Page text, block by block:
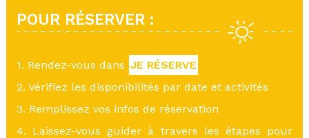
POUR RÉSERVER :
1. Rendez-vous dans JE RÉSERVE
2. Vérifiez les disponibilités par date et activités
3. Remplissez vos infos de réservation
4. Laissez-vous guider à travers les étapes pour